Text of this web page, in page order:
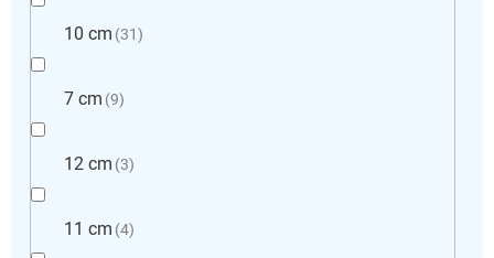
10 cm 31
7 cm 9
12 cm 3
11 cm 4